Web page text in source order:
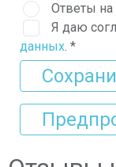
Ответы
Я даю
данных. *